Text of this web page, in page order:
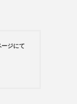
ジにて